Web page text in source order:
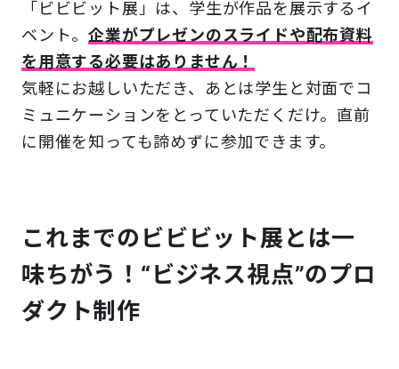
「ビビビット展」は、学生が作品を展示するイ
ベント。企業がプレゼンのスライドや配布資料
を用意する必要はありません！
気軽にお越しいただき、あとは学生と対面でコ
ミュニケーションをとっていただくだけ。直前
に開催を知っても諦めずに参加できます。
これまでのビビビット展とは一
味ちがう！“ビジネス視点”のプロ
ダクト制作